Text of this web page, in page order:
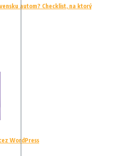
autom? Checklist, na ktorý
WordPress